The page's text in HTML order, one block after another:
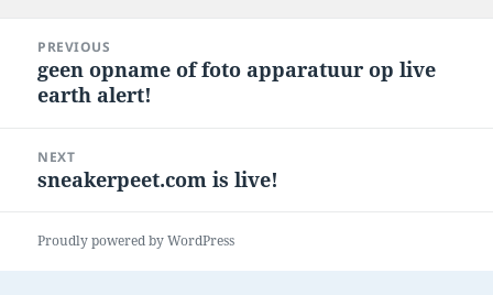
navigation
PREVIOUS
Previous
post:
geen opname of foto apparatuur op live
earth alert!
NEXT
Next
sneakerpeet.com is live!
Proudly powered by WordPress